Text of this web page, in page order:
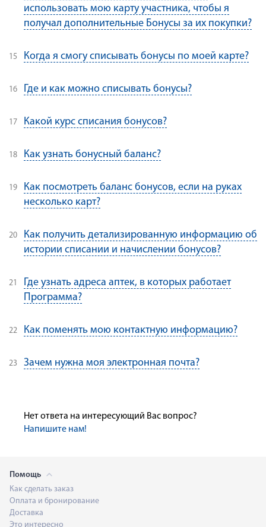
использовать мою карту участника, чтобы я
получал дополнительные Бонусы за их покупки?
Когда я смогу списывать бонусы по моей карте?
Где и как можно списывать бонусы?
Какой курс списания бонусов?
Как узнать бонусный баланс?
Как посмотреть баланс бонусов, если на руках
несколько карт?
Как получить детализированную информацию об
истории списании и начислении бонусов?
Где узнать адреса аптек, в которых работает
Программа?
Как поменять мою контактную информацию?
Зачем нужна моя электронная почта?
Нет ответа на интересующий Вас вопрос?
Напишите нам!
Помощь
Как сделать заказ
Оплата и бронирование
Доставка
Это интересно